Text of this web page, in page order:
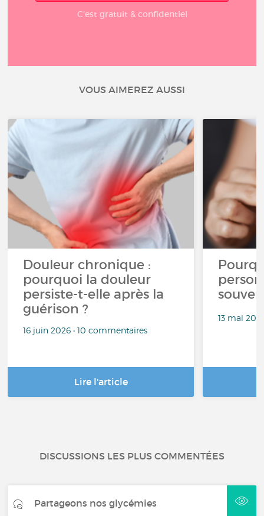
C'est gratuit & confidentiel
VOUS AIMEREZ AUSSI
Douleur chronique :
pourquoi la douleur
persiste-t-elle après la
guérison ?
16 juin 2026 • 10 commentaires
Lire l'article
13 mai
DISCUSSIONS LES PLUS COMMENTÉES
Partageons nos glycémies